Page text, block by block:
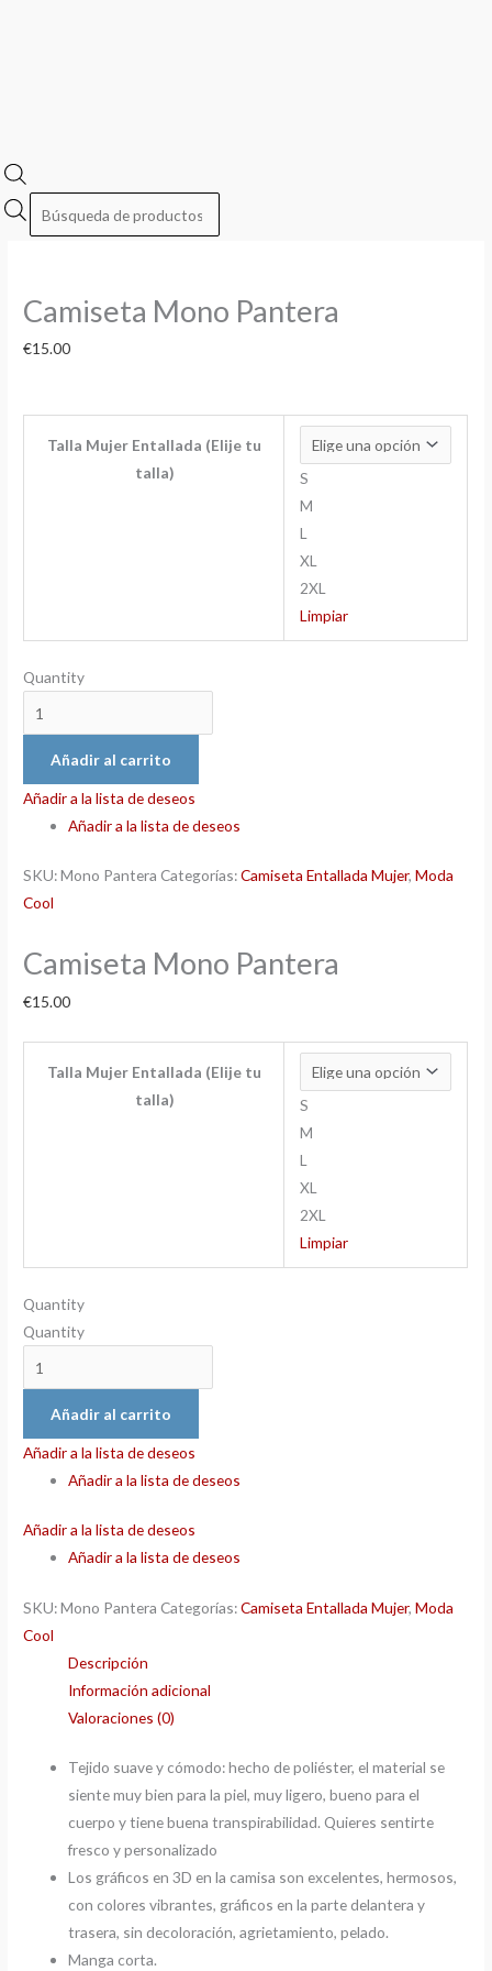
Camiseta Mono Pantera
€15.00
Talla Mujer Entallada (Elije tu
talla)
S
M
L
XL
2XL
Limpiar
Quantity
Añadir al carrito
Añadir a la lista de deseos
Añadir a la lista de deseos
SKU:Mono Pantera Categorías:Camiseta Entallada Mujer,Moda
Cool
Camiseta Mono Pantera
€15.00
Talla Mujer Entallada (Elije tu
talla)
S
M
L
XL
2XL
Limpiar
Quantity
Quantity
Añadir al carrito
Añadir a la lista de deseos
Añadir a la lista de deseos
Añadir a la lista de deseos
Añadir a la lista de deseos
SKU:Mono Pantera Categorías:Camiseta Entallada Mujer,Moda
Cool
Descripción
Información adicional
Valoraciones (0)
Tejido suave y cómodo: hecho de poliéster, el material se
siente muy bien para la piel, muy ligero, bueno para el
cuerpo y tiene buena transpirabilidad. Quieres sentirte
fresco y personalizado
Los gráficos en 3D en la camisa son excelentes, hermosos,
con colores vibrantes, gráficos en la parte delantera y
trasera, sin decoloración, agrietamiento, pelado.
Manga corta.